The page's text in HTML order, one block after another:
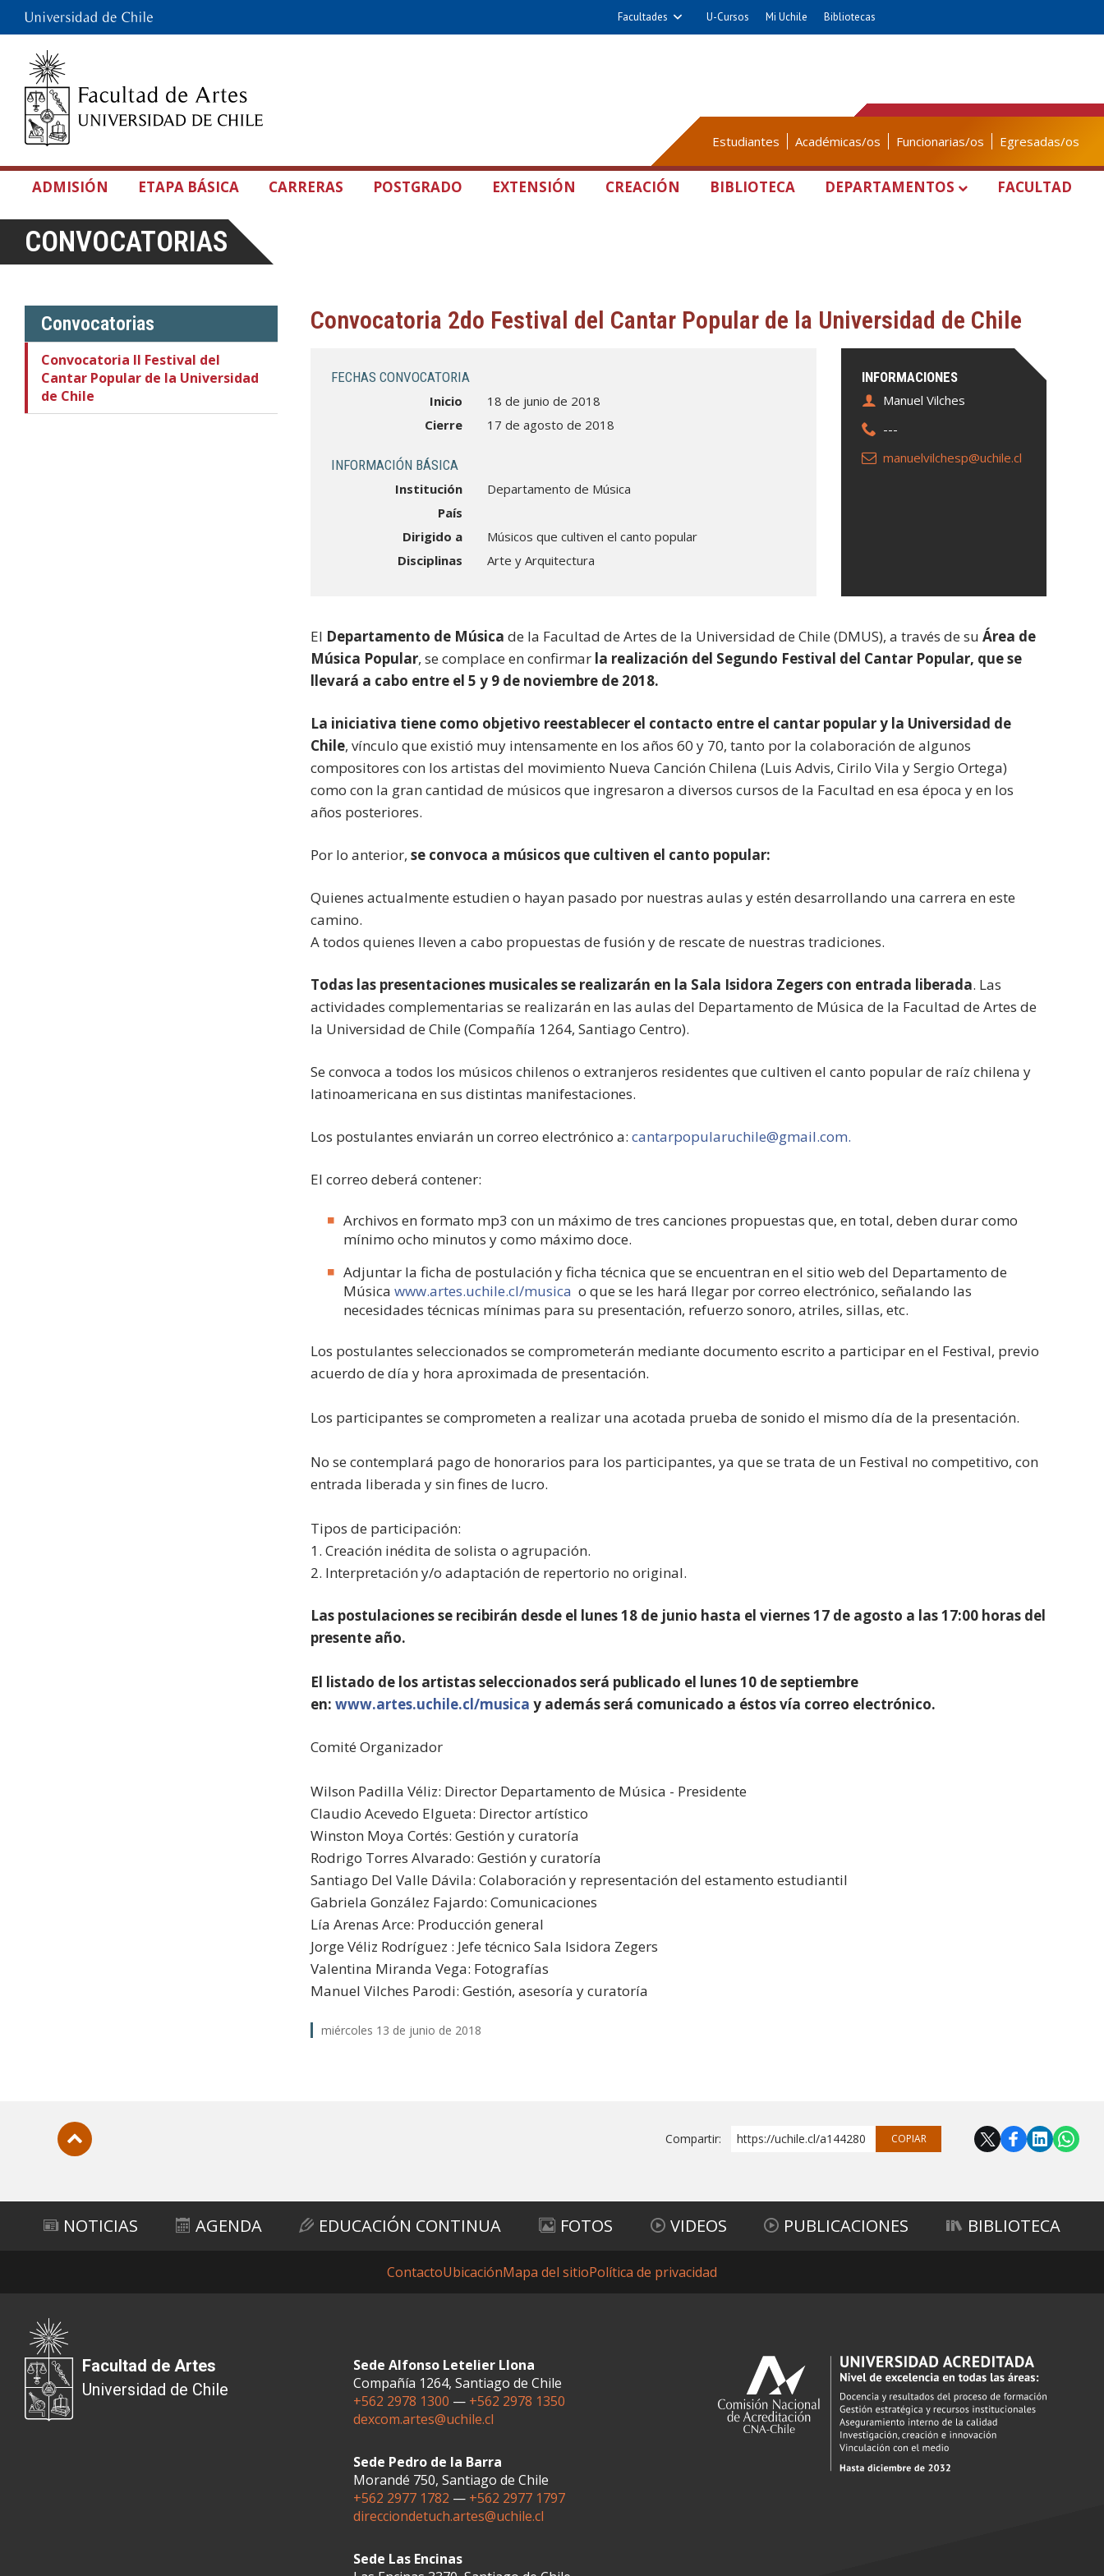
Facultades U-Cursos Mi Uchile Bibliotecas
Estudiantes Académicas/os Funcionarias/os Egresadas/os
ADMISIÓN ETAPA BÁSICA CARRERAS POSTGRADO EXTENSIÓN CREACIÓN BIBLIOTECA DEPARTAMENTOS FACULTAD
CONVOCATORIAS
Convocatorias
Convocatoria II Festival del
Cantar Popular de la Universidad
de Chile
Convocatoria 2do Festival del Cantar Popular de la Universidad de Chile
INFORMACIONES
Manuel Vilches
---
manuelvilchesp@uchile.cl
FECHAS CONVOCATORIA
Inicio
18 de junio de 2018
Cierre
17 de agosto de 2018
INFORMACIÓN BÁSICA
Institución
Departamento de Música
País
Dirigido a
Músicos que cultiven el canto popular
Disciplinas
Arte y Arquitectura
El Departamento de Música de la Facultad de Artes de la Universidad de Chile (DMUS), a través de suÁrea de
Música Popular, se complace en confirmar la realización del Segundo Festival del Cantar Popular, que se
llevará a cabo entre el 5 y 9 de noviembre de 2018.
La iniciativa tiene como objetivo reestablecer el contacto entre el cantar popular y la Universidad de
Chile, vínculo que existió muy intensamente en los años 60 y 70, tanto por la colaboración de algunos
compositores con los artistas del movimiento Nueva Canción Chilena (Luis Advis, Cirilo Vila y Sergio Ortega)
como con la gran cantidad de músicos que ingresaron a diversos cursos de la Facultad en esa época y en los
años posteriores.
Por lo anterior,se convoca a músicos que cultiven el canto popular:
Quienes actualmente estudien o hayan pasado por nuestras aulas y estén desarrollando una carrera en este
camino.
A todos quienes lleven a cabo propuestas de fusión y de rescate de nuestras tradiciones.
Todas las presentaciones musicales se realizarán en la Sala Isidora Zegers con entrada liberada. Las
actividades complementarias se realizarán en las aulas del Departamento de Música de la Facultad de Artes de
la Universidad de Chile (Compañía 1264, Santiago Centro).
Se convoca a todos los músicos chilenos o extranjeros residentes que cultiven el canto popular de raíz chilena y
latinoamericana en sus distintas manifestaciones.
Los postulantes enviarán un correo electrónico a:cantarpopularuchile@gmail.com.
El correo deberá contener:
Archivos en formato mp3 con un máximo de tres canciones propuestas que, en total, deben durar como
mínimo ocho minutos y como máximo doce.
Adjuntar la ficha de postulación y ficha técnica que se encuentran en el sitio web del Departamento de
Músicawww.artes.uchile.cl/musica o que se les hará llegar por correo electrónico, señalando las
necesidades técnicas mínimas para su presentación, refuerzo sonoro, atriles, sillas, etc.
Los postulantes seleccionados se comprometerán mediante documento escrito a participar en el Festival, previo
acuerdo de día y hora aproximada de presentación.
Los participantes se comprometen a realizar una acotada prueba de sonido el mismo día de la presentación.
No se contemplará pago de honorarios para los participantes, ya que se trata de un Festival no competitivo, con
entrada liberada y sin fines de lucro.
Tipos de participación:
1. Creación inédita de solista o agrupación.
2. Interpretación y/o adaptación de repertorio no original.
Las postulaciones se recibirán desde el lunes 18 de junio hasta el viernes 17 de agosto a las 17:00 horas del
presente año.
El listado de los artistas seleccionados será publicado el lunes 10 de septiembre
en:www.artes.uchile.cl/musica y además será comunicado a éstos vía correo electrónico.
Comité Organizador
Wilson Padilla Véliz: Director Departamento de Música - Presidente
Claudio Acevedo Elgueta: Director artístico
Winston Moya Cortés: Gestión y curatoría
Rodrigo Torres Alvarado: Gestión y curatoría
Santiago Del Valle Dávila: Colaboración y representación del estamento estudiantil
Gabriela González Fajardo: Comunicaciones
Lía Arenas Arce: Producción general
Jorge Véliz Rodríguez : Jefe técnico Sala Isidora Zegers
Valentina Miranda Vega: Fotografías
Manuel Vilches Parodi: Gestión, asesoría y curatoría
miércoles 13 de junio de 2018
Compartir: https://uchile.cl/a144280 COPIAR
NOTICIAS AGENDA EDUCACIÓN CONTINUA FOTOS VIDEOS PUBLICACIONES BIBLIOTECA
ContactoUbicaciónMapa del sitioPolítica de privacidad
Facultad de Artes
Universidad de Chile
Sede Alfonso Letelier Llona
Compañía 1264, Santiago de Chile
+562 2978 1300 — +562 2978 1350
dexcom.artes@uchile.cl
Sede Pedro de la Barra
Morandé 750, Santiago de Chile
+562 2977 1782 — +562 2977 1797
direcciondetuch.artes@uchile.cl
Sede Las Encinas